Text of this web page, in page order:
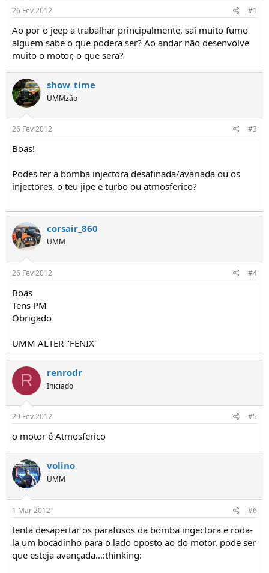
d
o
r
e
T
ó
p
i
c
s
í
c
i
o
26 Fev 2012 #1
Ao por o jeep a trabalhar principalmente, sai muito fumo
alguem sabe o que podera ser? Ao andar não desenvolve
muito o motor, o que sera?
show_time
UMMzão
26 Fev 2012 #3
Boas!
Podes ter a bomba injectora desafinada/avariada ou os
injectores, o teu jipe e turbo ou atmosferico?
corsair_860
UMM
26 Fev 2012 #4
Boas
Tens PM
Obrigado
UMM ALTER "FENIX"
R renrodr
Iniciado
29 Fev 2012 #5
o motor é Atmosferico
volino
UMM
1 Mar 2012 #6
tenta desapertar os parafusos da bomba ingectora e roda-
la um bocadinho para o lado oposto ao do motor. pode ser
que esteja avançada...:thinking: